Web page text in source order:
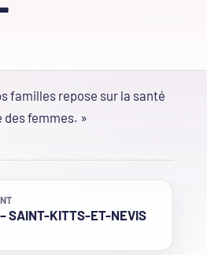
familles repose sur la santé
des femmes. »
SAINT-KITTS-ET-NEVIS